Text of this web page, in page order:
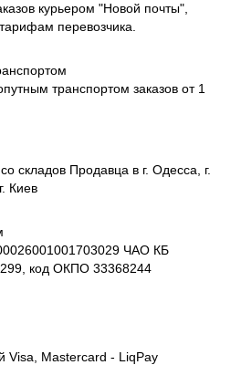
курьером "Новой почты",
перевозчика.
транспортом заказов от 1
складов Продавца в г. Одесса, г.
Киев
ЧАО КБ
код ОКПО 33368244
Visa, Mastercard - LiqPay